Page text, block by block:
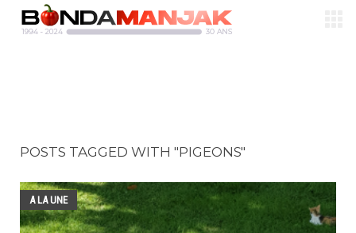
POSTS TAGGED WITH "PIGEONS"
A LA UNE